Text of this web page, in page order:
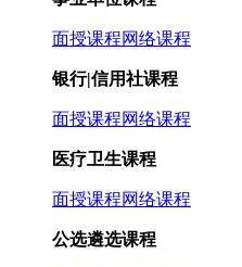
面授课程网络课程
银行|信用社课程
面授课程网络课程
医疗卫生课程
面授课程网络课程
公选遴选课程